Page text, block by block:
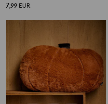
7,99 EUR